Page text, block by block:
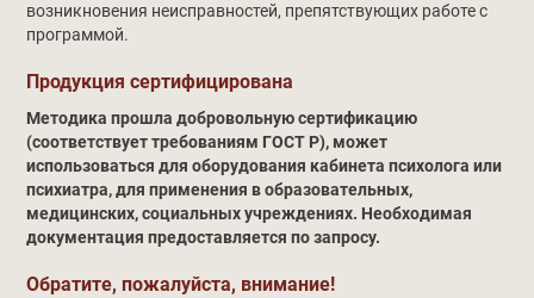
возникновения неисправностей, препятствующих работе с
программой.
Продукция сертифицирована
Методика прошла добровольную сертификацию
(соответствует требованиям ГОСТ Р), может
использоваться для оборудования кабинета психолога или
психиатра, для применения в образовательных,
медицинских, социальных учреждениях. Необходимая
документация предоставляется по запросу.
Обратите, пожалуйста, внимание!